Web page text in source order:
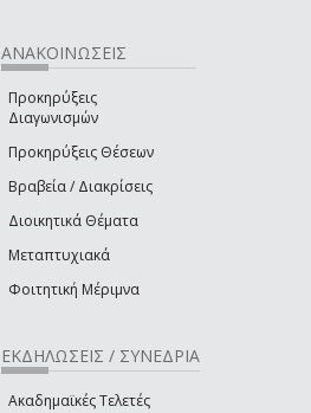
ΑΝΑΚΟΙΝΩΣΕΙΣ
Προκηρύξεις
Διαγωνισμών
Προκηρύξεις Θέσεων
Βραβεία / Διακρίσεις
Διοικητικά Θέματα
Μεταπτυχιακά
Φοιτητική Μέριμνα
ΕΚΔΗΛΩΣΕΙΣ / ΣΥΝΕΔΡΙΑ
Ακαδημαϊκές Τελετές